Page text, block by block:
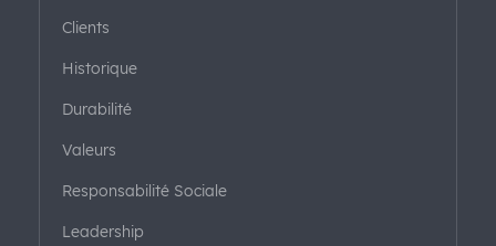
Clients
Historique
Durabilité
Valeurs
Responsabilité Sociale
Leadership